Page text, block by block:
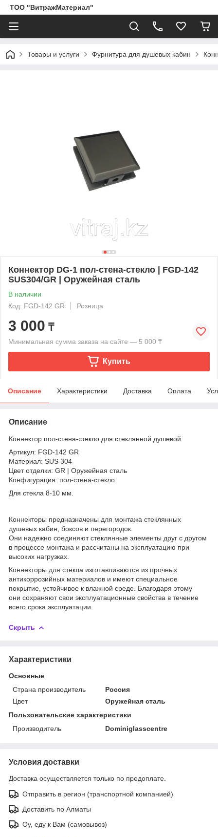
ТОО "ВитражМатериал"
Товары и услуги Фурнитура для душевых кабин
Коннектор DG-1 пол-стена-стекло | FGD-142
SUS304/GR | Оружейная сталь
В наличии
Код: FGD-142 GR
Розница
3 000 ₸
Минимальная сумма заказа на сайте — 5 000 ₸
Купить
Описание Характеристики Доставка Оплата
Описание
Коннектор пол-стена-стекло для стеклянной душевой
Артикул: FGD-142 GR
Материал: SUS 304
Цвет отделки: GR | Оружейная сталь
Конфигурация: пол-стена-стекло
Для стекла 8-10 мм.
Коннекторы предназначены для монтажа стеклянных
душевых кабин, боксов и перегородок.
Они надежно соединяют стеклянные элементы друг с другом
в процессе монтажа и рассчитаны на эксплуатацию при
высоких нагрузках.
Коннекторы для стекла изготавливаются из прочных
антикоррозийных материалов и имеют специальное
покрытие, устойчивое к влажной среде. Благодаря этому
они сохраняют свои эксплуатационные свойства в течение
всего срока эксплуатации.
Скрыть
Характеристики
Основные
Страна производитель
Россия
Цвет
Оружейная сталь
Пользовательские характеристики
Производитель
Dominiglasscentre
Условия доставки
Доставка осуществляется только по предоплате.
Отправить в регион (транспортной компанией)
Доставить по Алматы
Оу, еду к Вам (самовывоз)